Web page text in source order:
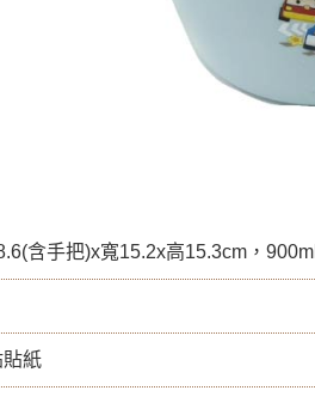
含手把)x寬15.2x高15.3cm，900ml
紙